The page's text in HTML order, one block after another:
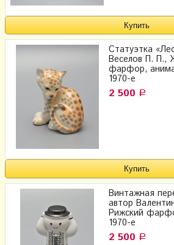
Статуэтка
Веселов П. П.,
фарфор,
1970-е
2 500 Р
Винтажная
автор
Рижский
1970-е
2 500 Р